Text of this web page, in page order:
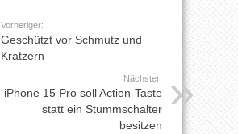
Vorheriger:
Geschützt vor Schmutz und
Kratzern
Nächster:
iPhone 15 Pro soll Action-Taste
statt ein Stummschalter
besitzen